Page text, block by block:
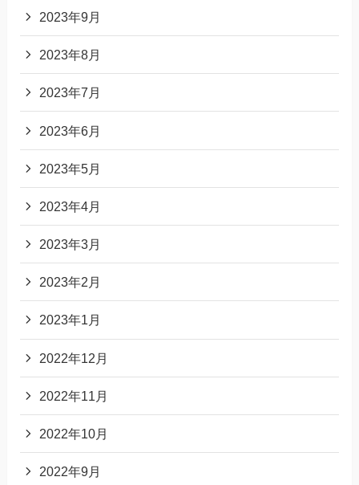
2023年9月
2023年8月
2023年7月
2023年6月
2023年5月
2023年4月
2023年3月
2023年2月
2023年1月
2022年12月
2022年11月
2022年10月
2022年9月